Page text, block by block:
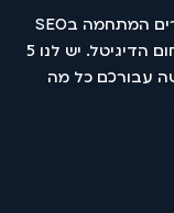
About Digital – אנחנו חברת קידום אתרים המתחמה בSEO
ומספקת מגוון שירותים ומידע מקצועי בתחום הדיגיטל. יש לנו 5
עבורכם כל מה